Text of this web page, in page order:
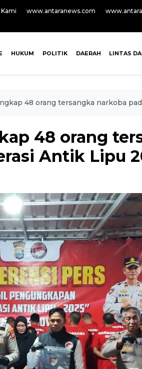
www.antaranews.com
HUKUM POLITIK DAERAH LINTAS
48 orang tersangka narkoba
48 orang
Antik Lipu